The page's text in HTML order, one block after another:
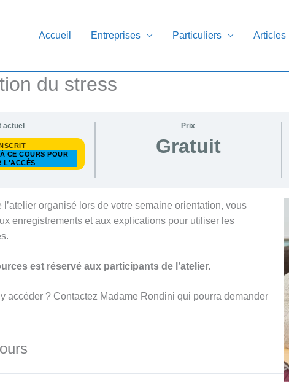
Accueil Entreprises Particuliers Articles
du stress
actuel
CE COURS POUR
L'ACCÈS
Prix
Gratuit
l’atelier organisé lors de votre semaine orientation, vous
enregistrements et aux explications pour utiliser les
est réservé aux participants de l’atelier.
accéder ? Contactez Madame Rondini qui pourra demander